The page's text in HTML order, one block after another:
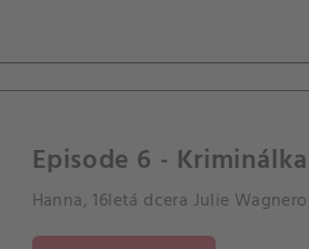
Episode 6 -
Hanna, 16letá dcera Julie